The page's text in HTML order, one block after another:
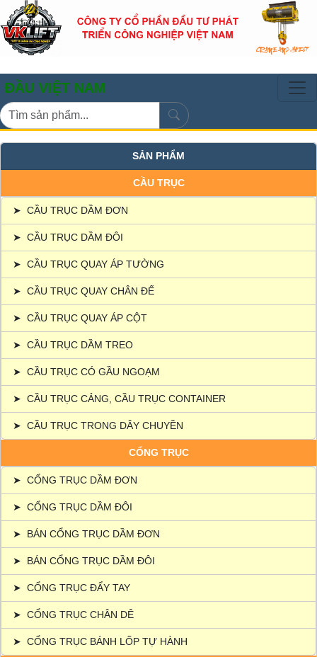
NAM
SẢN PHẨM
CẦU TRỤC
➤ CẦU TRỤC DẦM ĐƠN
➤ CẦU TRỤC DẦM ĐÔI
➤ CẦU TRỤC QUAY ÁP TƯỜNG
➤ CẦU TRỤC QUAY CHÂN ĐẾ
➤ CẦU TRỤC QUAY ÁP CỘT
➤ CẦU TRỤC DẦM TREO
➤ CẦU TRỤC CÓ GẦU NGOẠM
➤ CẦU TRỤC CẢNG, CẦU TRỤC CONTAINER
➤ CẦU TRỤC TRONG DÂY CHUYỀN
CỔNG TRỤC
➤ CỔNG TRỤC DẦM ĐƠN
➤ CỔNG TRỤC DẦM ĐÔI
➤ BÁN CỔNG TRỤC DẦM ĐƠN
➤ BÁN CỔNG TRỤC DẦM ĐÔI
➤ CỔNG TRỤC ĐẨY TAY
➤ CỔNG TRỤC CHÂN DÊ
➤ CỔNG TRỤC BÁNH LỐP TỰ HÀNH